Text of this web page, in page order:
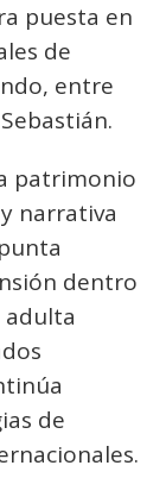
puesta en
de
entre
patrimonio
narrativa
dentro
adulta
de